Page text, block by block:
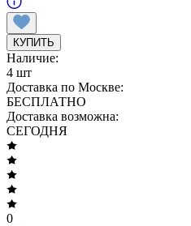
КУПИТЬ
Наличие:
4 шт
Доставка по Москве:
БЕСПЛАТНО
Доставка возможна:
СЕГОДНЯ
0